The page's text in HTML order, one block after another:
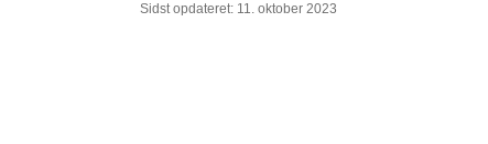
Sidst opdateret: 11. oktober 2023